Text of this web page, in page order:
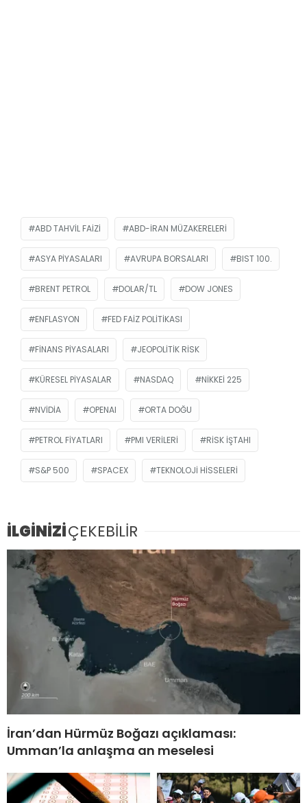
ABD TAHVIL FAIZI ABD-İRAN MÜZAKERELERI
ASYA PIYASALARI AVRUPA BORSALARI BIST 100.
BRENT PETROL DOLAR/TL DOW JONES
ENFLASYON FED FAIZ POLITIKASI
FINANS PIYASALARI JEOPOLITIK RISK
KÜRESEL PIYASALAR NASDAQ NIKKEI 225
NVIDIA OPENAI ORTA DOĞU
PETROL FIYATLARI PMI VERILERI RISK IŞTAHI
S&P 500 SPACEX TEKNOLOJI HISSELERI
İLGİNİZİÇEKEBİLİR
İran’dan Hürmüz Boğazı açıklaması:
Umman’la anlaşma an meselesi